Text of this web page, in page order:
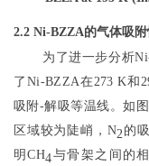
2.2 Ni-BZZA的气体吸
为了进一步分析
了Ni-BZZA在273 K和
吸附-解吸等温线。如
区域较为陡峭，N2 的
明CH4与骨架之间的